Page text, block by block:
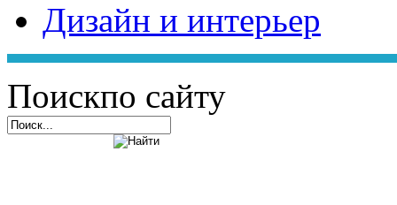
Дизайн и интерьер
Поискпо сайту